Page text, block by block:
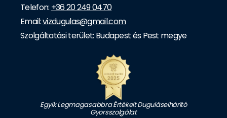
Telefon: +36 20 249 0470
Email:vizdugulas@gmail.com
Szolgáltatási terület: Budapest és Pest megye
Egyik Legmagasabbra Értékelt Duguláselhárító
Gyorsszolgálat